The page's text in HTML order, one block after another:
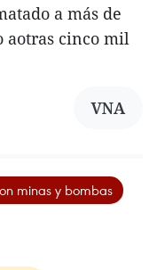
a más de
aotras cinco mil
VNA
minas y bombas